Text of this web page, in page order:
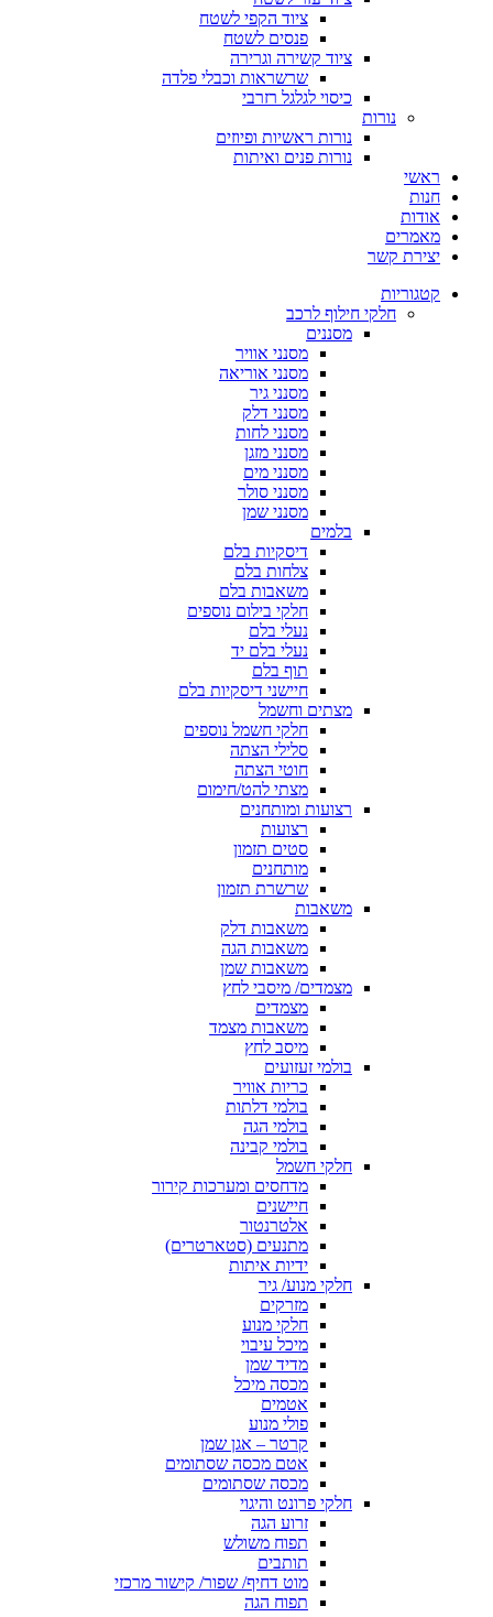
ציוד הקפי לשטח
פנסים לשטח
ציוד קשירה וגרירה
שרשראות וכבלי פלדה
כיסוי לגלגל רזרבי
נורות
נורות ראשיות ופיוזים
נורות פנים ואיתות
ראשי
חנות
אודות
מאמרים
יצירת קשר
קטגוריות
חלקי חילוף לרכב
מסננים
מסנני אוויר
מסנני אוריאה
מסנני גיר
מסנני דלק
מסנני לחות
מסנני מזגן
מסנני מים
מסנני סולר
מסנני שמן
בלמים
דיסקיות בלם
צלחות בלם
משאבות בלם
חלקי בילום נוספים
נעלי בלם
נעלי בלם יד
תוף בלם
חיישני דיסקיות בלם
מצתים וחשמל
חלקי חשמל נוספים
סלילי הצתה
חוטי הצתה
מצתי להט/חימום
רצועות ומותחנים
רצועות
סטים תזמון
מותחנים
שרשרת תזמון
משאבות
משאבות דלק
משאבות הגה
משאבות שמן
מצמדים/ מיסבי לחץ
מצמדים
משאבות מצמד
מיסב לחץ
בולמי זעזועים
כריות אוויר
בולמי דלתות
בולמי הגה
בולמי קבינה
חלקי חשמל
מדחסים ומערכות קירור
חיישנים
אלטרנטור
מתנעים (סטארטרים)
ידיות איתות
חלקי מנוע/ גיר
מזרקים
חלקי מנוע
מיכל עיבוי
מדיד שמן
מכסה מיכל
אטמים
פולי מנוע
קרטר – אגן שמן
אטם מכסה שסתומים
מכסה שסתומים
חלקי פרונט והיגוי
זרוע הגה
תפוח משולש
תותבים
מוט דחיף/ שפור/ קישור מרכזי
תפוח הגה